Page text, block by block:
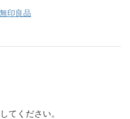
無印良品
してください。